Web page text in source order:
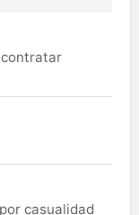
casualidad